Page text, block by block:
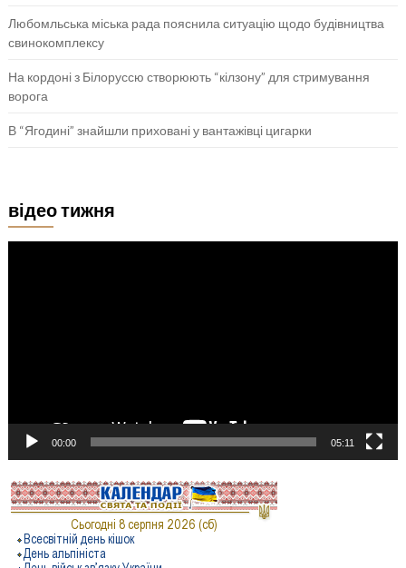
Любомльська міська рада пояснила ситуацію щодо будівництва
свинокомплексу
На кордоні з Білоруссю створюють “кілзону” для стримування
ворога
В “Ягодині” знайшли приховані у вантажівці цигарки
відео тижня
00:00 05:11